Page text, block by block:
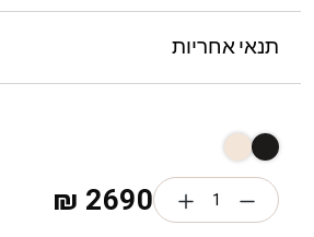
תנאי אחריות
₪ 2690